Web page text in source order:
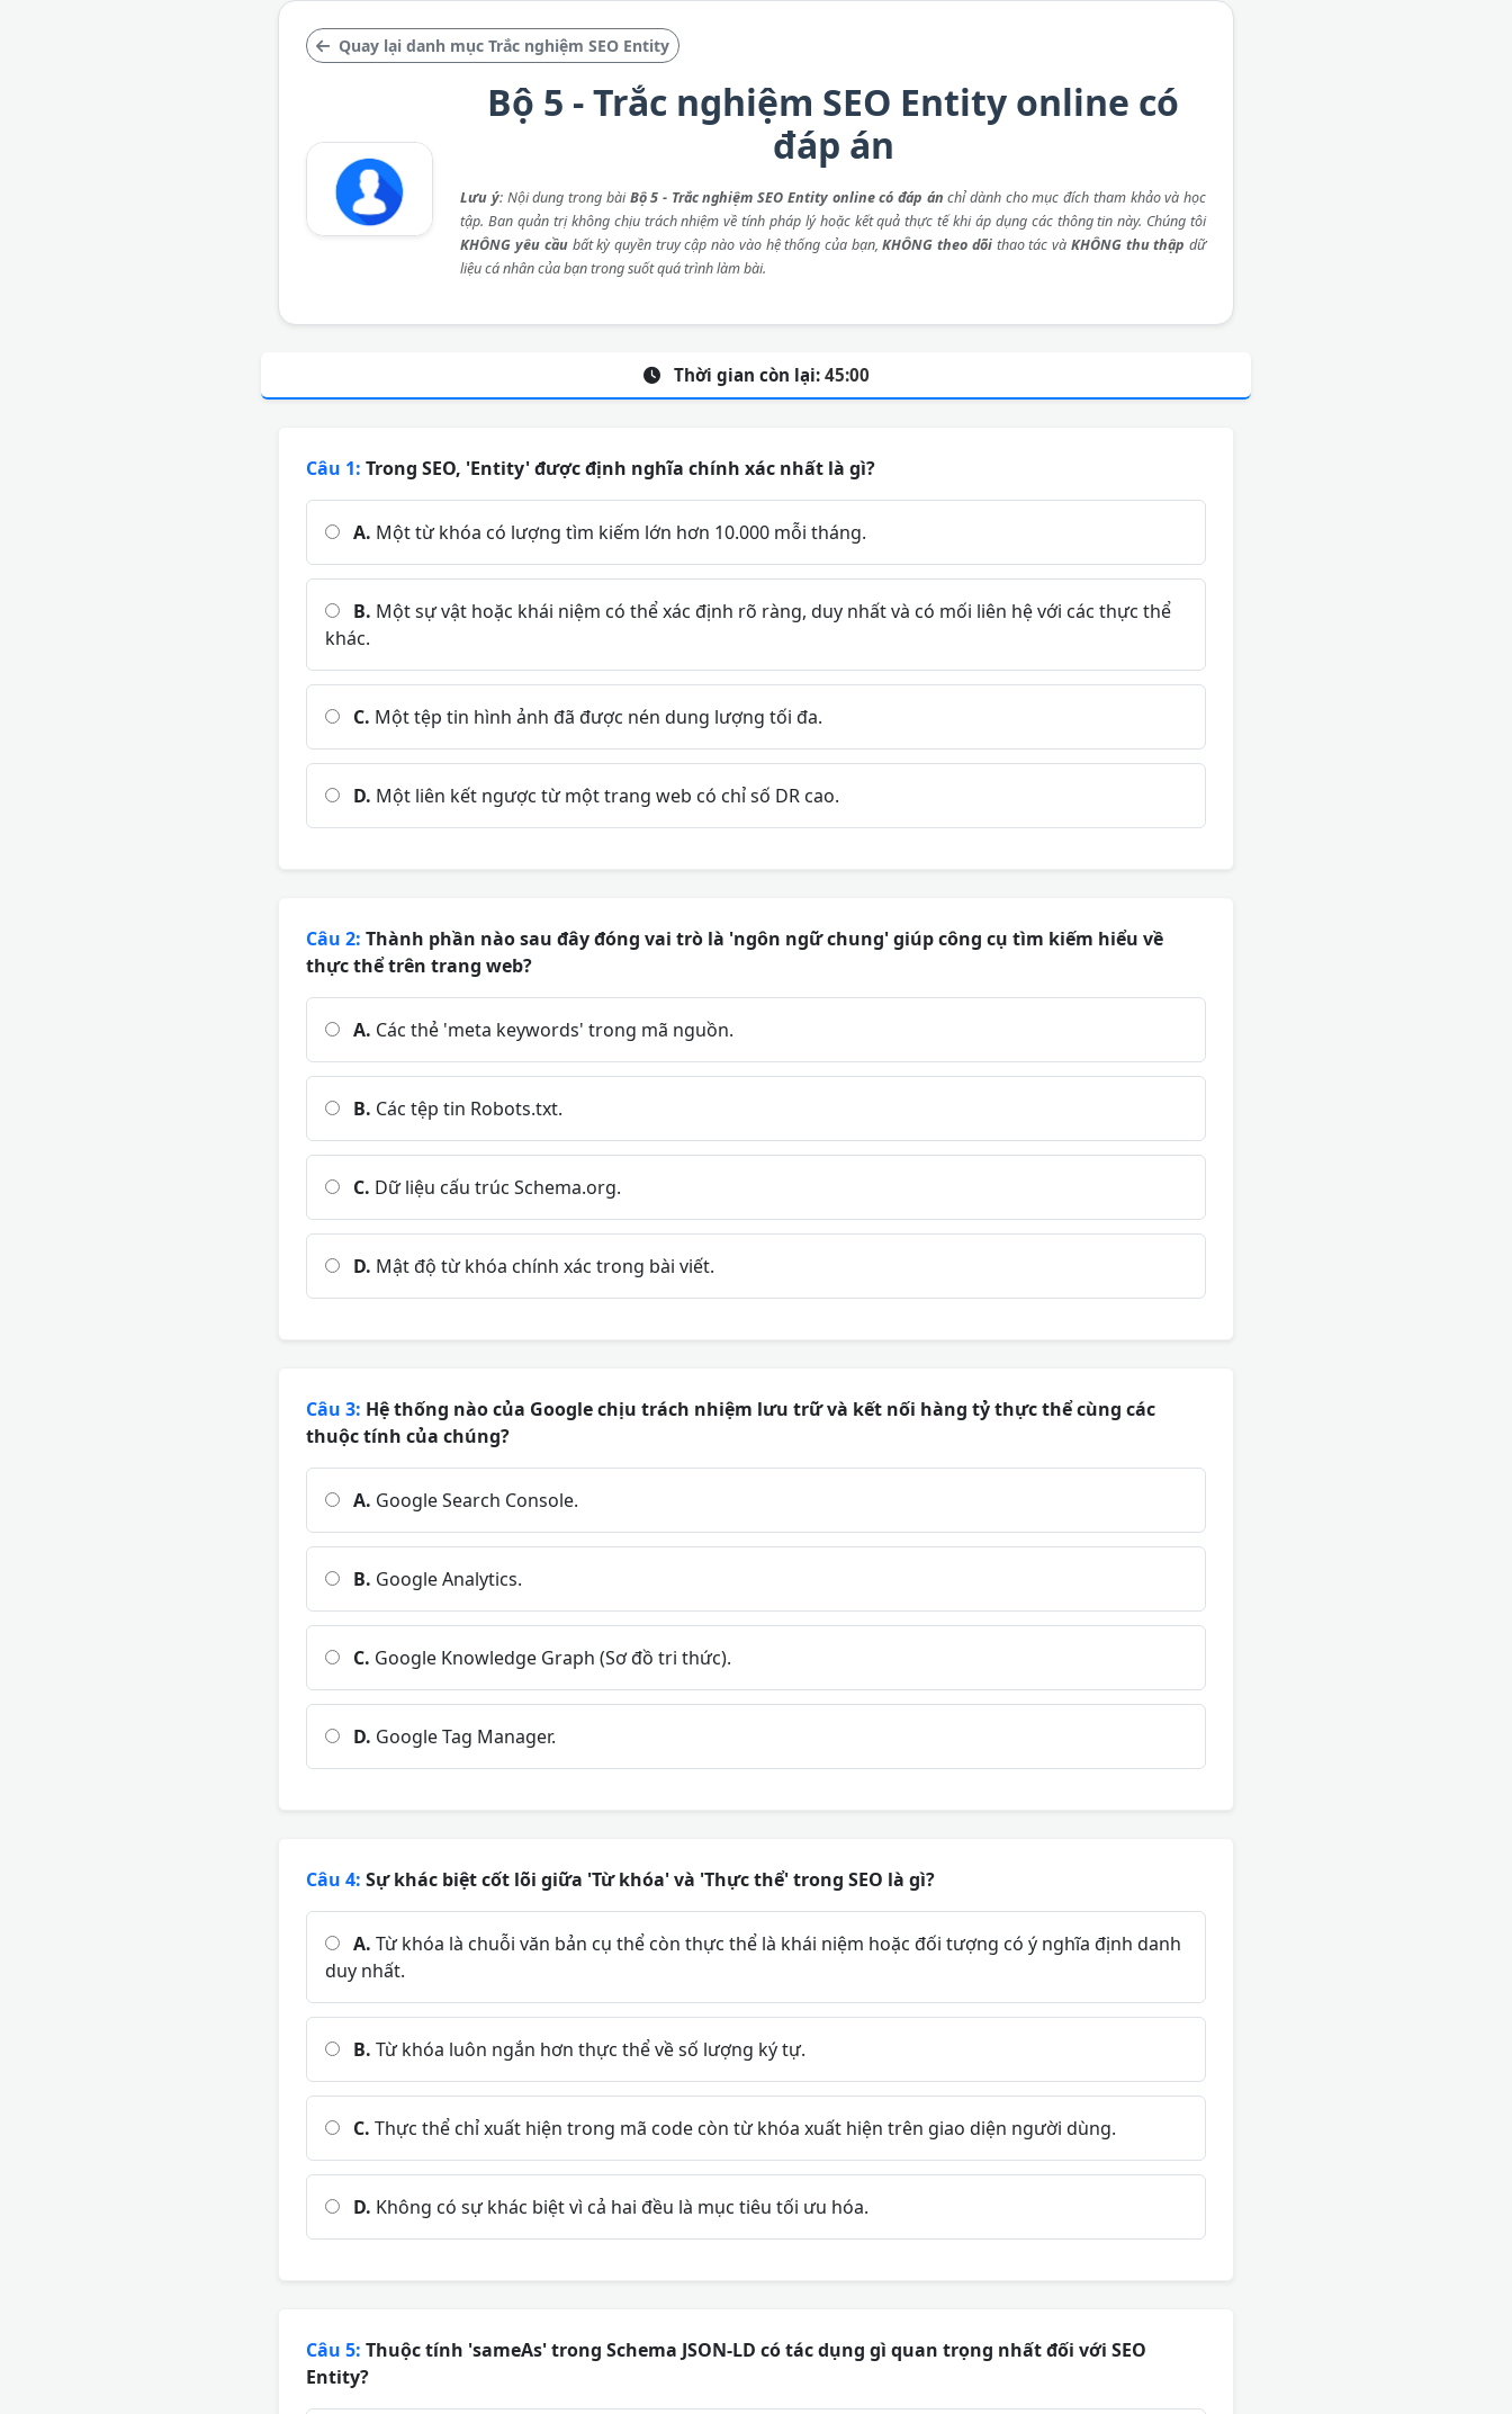
Quay lại danh mục Trắc nghiệm SEO Entity
Bộ 5 - Trắc nghiệm SEO Entity online có
đáp án
Lưu ý: Nội dung trong bàiBộ 5 - Trắc nghiệm SEO Entity online có đáp án chỉ dành cho mục đích tham khảo và học
tập. Ban quản trị không chịu trách nhiệm về tính pháp lý hoặc kết quả thực tế khi áp dụng các thông tin này. Chúng tôi
KHÔNG yêu cầubất kỳ quyền truy cập nào vào hệ thống của bạn,KHÔNG theo dõithao tác và KHÔNG thu thập dữ
liệu cá nhân của bạn trong suốt quá trình làm bài.
Thời gian còn lại: 45:00
Câu 1: Trong SEO, 'Entity' được định nghĩa chính xác nhất là gì?
A. Một từ khóa có lượng tìm kiếm lớn hơn 10.000 mỗi tháng.
B. Một sự vật hoặc khái niệm có thể xác định rõ ràng, duy nhất và có mối liên hệ với các thực thể
khác.
C. Một tệp tin hình ảnh đã được nén dung lượng tối đa.
D. Một liên kết ngược từ một trang web có chỉ số DR cao.
Câu 2: Thành phần nào sau đây đóng vai trò là 'ngôn ngữ chung' giúp công cụ tìm kiếm hiểu về
thực thể trên trang web?
A. Các thẻ 'meta keywords' trong mã nguồn.
B. Các tệp tin Robots.txt.
C. Dữ liệu cấu trúc Schema.org.
D. Mật độ từ khóa chính xác trong bài viết.
Câu 3: Hệ thống nào của Google chịu trách nhiệm lưu trữ và kết nối hàng tỷ thực thể cùng các
thuộc tính của chúng?
A. Google Search Console.
B. Google Analytics.
C. Google Knowledge Graph (Sơ đồ tri thức).
D. Google Tag Manager.
Câu 4: Sự khác biệt cốt lõi giữa 'Từ khóa' và 'Thực thể' trong SEO là gì?
A. Từ khóa là chuỗi văn bản cụ thể còn thực thể là khái niệm hoặc đối tượng có ý nghĩa định danh
duy nhất.
B. Từ khóa luôn ngắn hơn thực thể về số lượng ký tự.
C. Thực thể chỉ xuất hiện trong mã code còn từ khóa xuất hiện trên giao diện người dùng.
D. Không có sự khác biệt vì cả hai đều là mục tiêu tối ưu hóa.
Câu 5: Thuộc tính 'sameAs' trong Schema JSON-LD có tác dụng gì quan trọng nhất đối với SEO
Entity?